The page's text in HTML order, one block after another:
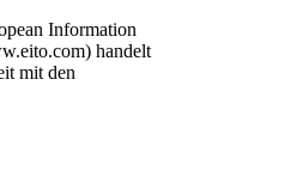
Information
handelt
mit den